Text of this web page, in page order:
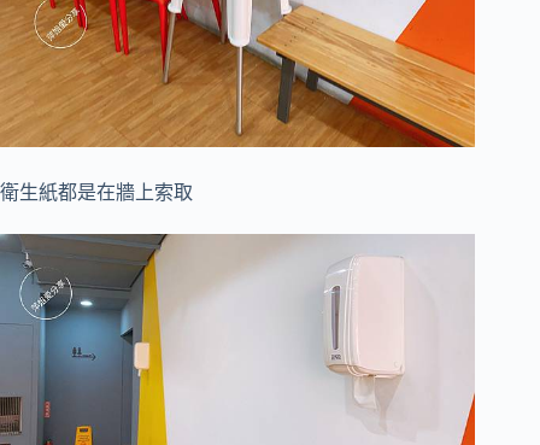
衛生紙都是在牆上索取